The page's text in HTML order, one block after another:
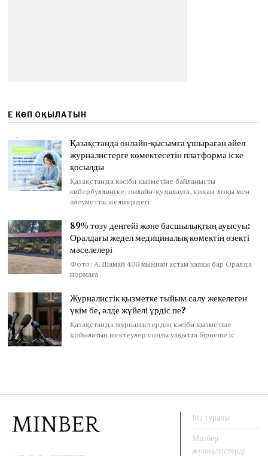
ЕҢ КӨП ОҚЫЛАТЫН
Қазақстанда онлайн-қысымға ұшыраған әйел
журналистерге көмектесетін платформа іске
қосылды
Қазақстанда кәсіби қызметіне байланысты
кибербуллингке, онлайн-қудалауға, қоқан-лоқы мен
әлеуметтік желілердегі
89% тозу деңгейі және басшылықтың ауысуы:
Оралдағы жедел медициналық көмектің өзекті
мәселелері
Фото: А. Шамай 400 мыңнан астам халқы бар Оралда
нормаға
Журналистік қызметке тыйым салу жекелеген
үкім бе, әлде жүйелі үрдіс пе?
Қазақстанда журналистердің кәсіби қызметіне
қойылатын шектеулер соңғы уақытта бірнеше іс
Біз туралы
Мінбер
журналистерді